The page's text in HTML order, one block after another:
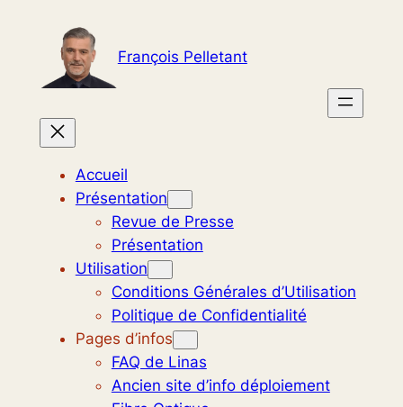
contenu
François Pelletant
Accueil
Présentation
Revue de Presse
Présentation
Utilisation
Conditions Générales d’Utilisation
Politique de Confidentialité
Pages d’infos
FAQ de Linas
Ancien site d’info déploiement